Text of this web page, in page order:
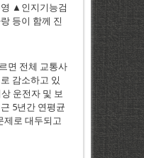
영 ▲인지기능검
등이 함께 진
면 전체 교통사
감소하고 있
운전자 및 보
5년간 연평균
제로 대두되고